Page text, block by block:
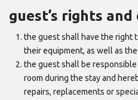
guest’s rights
the guest shall have the right
their equipment, as well as
the guest shall be
room during the stay and
repairs, replacements or